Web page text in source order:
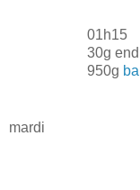
01h15
30g
950g
mardi